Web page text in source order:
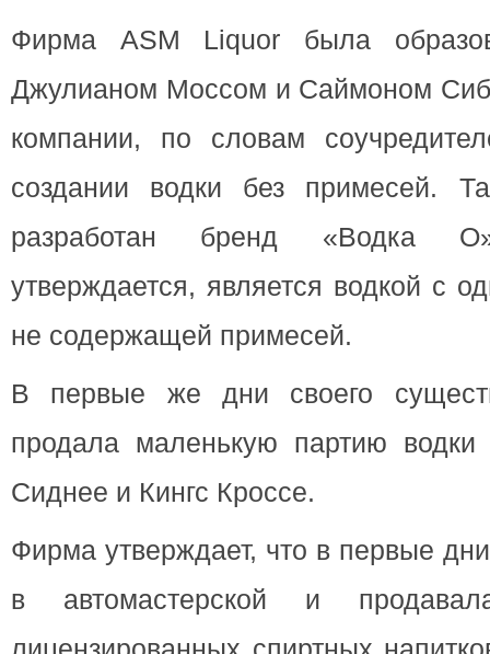
Фирма ASM Liquor была
Джулианом Моссом и Саймоном
компании, по словам
создании водки без примесей.
разработан бренд «Водка
утверждается, является водкой с
не содержащей примесей.
В первые же дни своего
продала маленькую партию
Сиднее и Кингс Кроссе.
Фирма утверждает, что в первые
в автомастерской и